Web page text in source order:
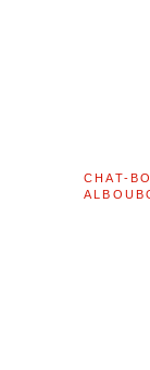
CHAT-